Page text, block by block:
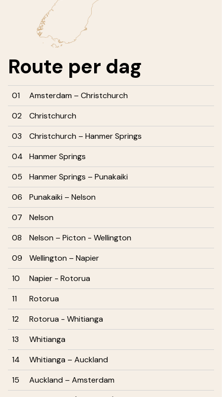
Route per dag
01
Amsterdam – Christchurch
02
Christchurch
03
Christchurch – Hanmer Springs
04
Hanmer Springs
05
Hanmer Springs – Punakaiki
06
Punakaiki – Nelson
07
Nelson
08
Nelson – Picton - Wellington
09
Wellington – Napier
10
Napier - Rotorua
11
Rotorua
12
Rotorua - Whitianga
13
Whitianga
14
Whitianga – Auckland
15
Auckland – Amsterdam